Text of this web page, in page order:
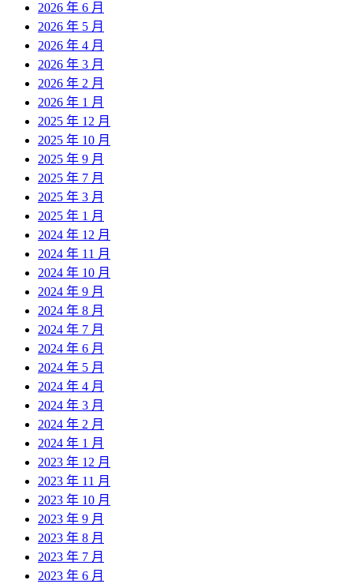
2026 年 6 月
2026 年 5 月
2026 年 4 月
2026 年 3 月
2026 年 2 月
2026 年 1 月
2025 年 12 月
2025 年 10 月
2025 年 9 月
2025 年 7 月
2025 年 3 月
2025 年 1 月
2024 年 12 月
2024 年 11 月
2024 年 10 月
2024 年 9 月
2024 年 8 月
2024 年 7 月
2024 年 6 月
2024 年 5 月
2024 年 4 月
2024 年 3 月
2024 年 2 月
2024 年 1 月
2023 年 12 月
2023 年 11 月
2023 年 10 月
2023 年 9 月
2023 年 8 月
2023 年 7 月
2023 年 6 月